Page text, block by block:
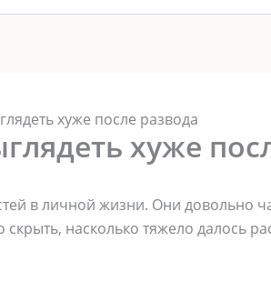
хуже после развода
хуже
в личной жизни. Они довольно
насколько тяжело далось